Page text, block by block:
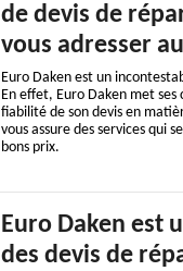
de devis de
vous adresser
Euro Daken est un
En effet, Euro Daken met
fiabilité de son devis en
vous assure des services qui
bons prix.
Euro Daken est
des devis de